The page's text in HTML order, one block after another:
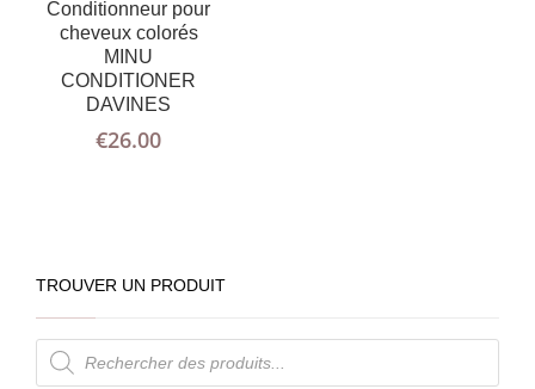
Conditionneur pour
cheveux colorés
MINU
CONDITIONER
DAVINES
€26.00
TROUVER UN PRODUIT
Recherche
de
produits